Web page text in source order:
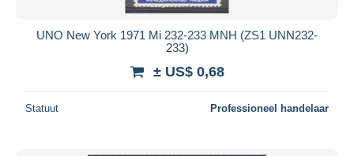
UNO New York 1971 Mi 232-233 MNH (ZS1 UNN232-
233)
± US$ 0,68
Statuut Professioneel handelaar